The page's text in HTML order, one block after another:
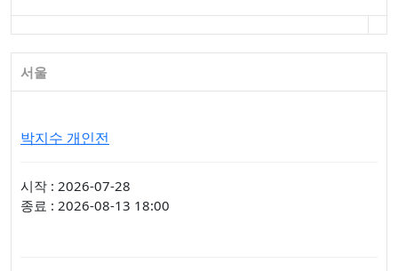
서울
박지수 개인전
시작 : 2026-07-28
종료 : 2026-08-13 18:00